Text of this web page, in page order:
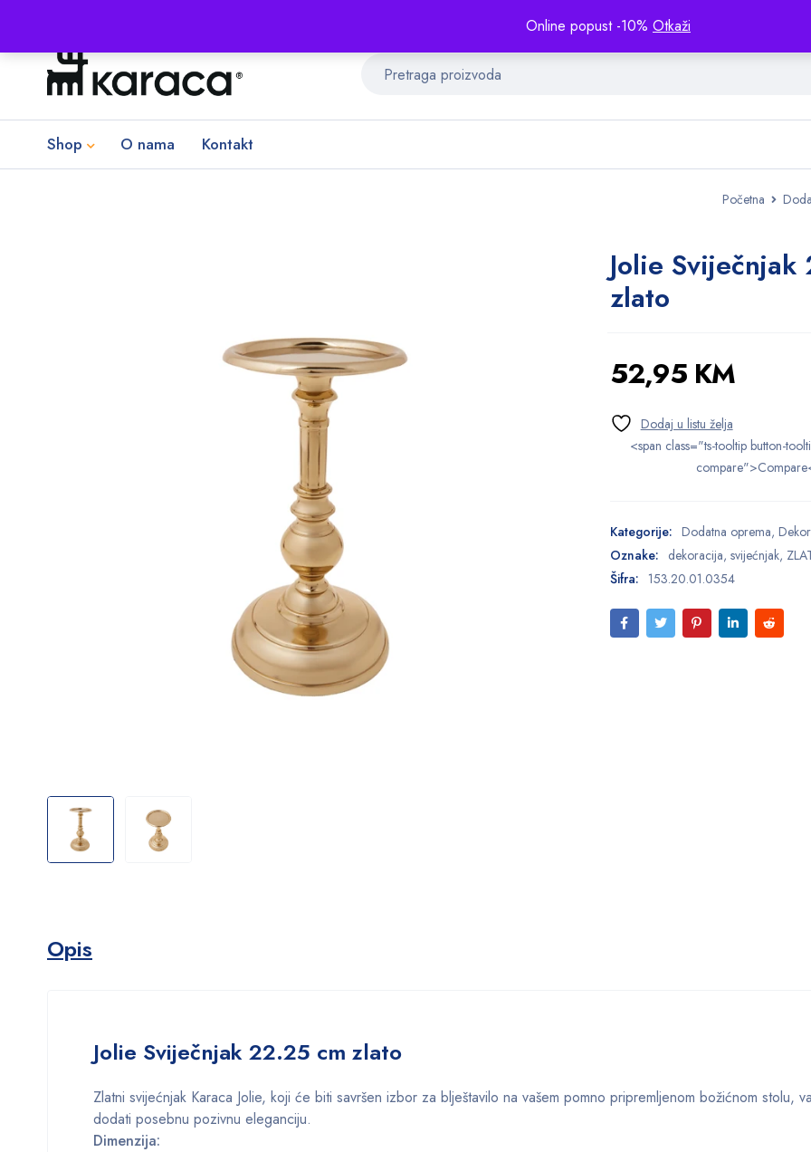
Online popust -10% Otkaži
Shop O nama Kontakt
Početna
Jolie
zlato
52,95 KM
<span class="ts-tooltip button-
Kategorije: Dodatna oprema,
Oznake: dekoracija, svijećnjak,
Šifra: 153.20.01.0354
Opis
Jolie Sviječnjak 22.25 cm zlato
Zlatni svijećnjak Karaca Jolie, koji će biti savršen izbor za blještavilo na vašem pomno pripremljenom božićnom stolu,
dodati posebnu pozivnu eleganciju.
Dimenzija: